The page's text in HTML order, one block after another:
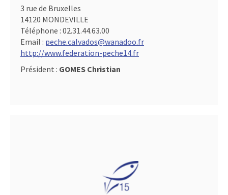
3 rue de Bruxelles
14120 MONDEVILLE
Téléphone : 02.31.44.63.00
Email : peche.calvados@wanadoo.fr
http://www.federation-peche14.fr
Président : GOMES Christian